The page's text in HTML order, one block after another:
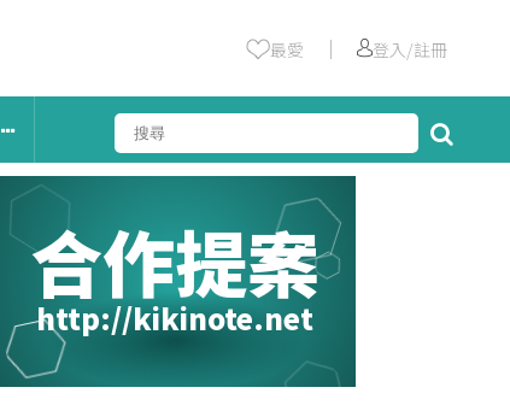
最愛 ｜ 登入/註冊
合作提案
http://kikinote.net